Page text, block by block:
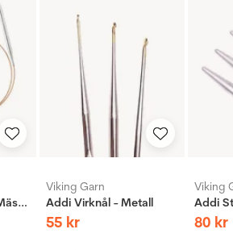
Addi Rundsticka - Mässing
Viking Garn
Addi Virknål - Metall
55 kr
Viking
80 kr